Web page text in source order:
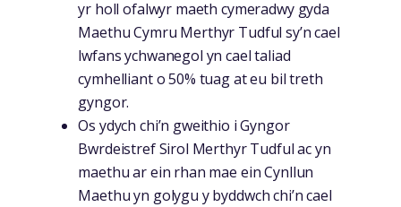
yr holl ofalwyr maeth cymeradwy gyda
Maethu Cymru Merthyr Tudful sy’n cael
lwfans ychwanegol yn cael taliad
cymhelliant o 50% tuag at eu bil treth
gyngor.
Os ydych chi’n gweithio i Gyngor
Bwrdeistref Sirol Merthyr Tudful ac yn
maethu ar ein rhan mae ein Cynllun
Maethu yn golygu y byddwch chi’n cael